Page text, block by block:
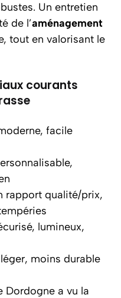
Un entretien
de l’aménagement
tout en valorisant le
courants
facile
rapport qualité/prix,
lumineux,
moins durable
Dordogne a vu la